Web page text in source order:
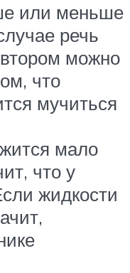
или меньше
речь
можно
что
мучиться
мало
что у
жидкости